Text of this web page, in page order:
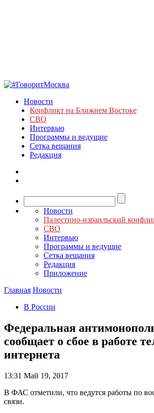
Новости
Конфликт на Ближнем Востоке
СВО
Интервью
Программы и ведущие
Сетка вещания
Редакция
Новости
Палестино-израильский
СВО
Интервью
Программы и ведущие
Сетка вещания
Редакция
Приложение
Главная Новости
В России
Федеральная
сообщает о сбое в работе
интернета
13:31 Май 19, 2017
В ФАС отметили, что ведутся работы по
связи.